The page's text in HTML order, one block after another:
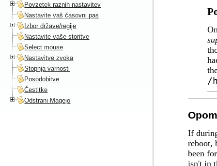
/
If
reboot,
been
isn't in
Povzetek raznih nastavitev
Nastavite vaš časovni pas
Izbor države/regije
Nastavite vaše storitve
Select mouse
Nastavitve zvoka
Stopnja varnosti
Posodobitve
Čestitke
Odstrani Magejo